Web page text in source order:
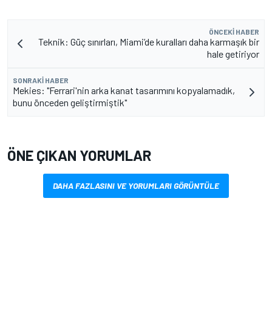
ÖNCEKI HABER
Teknik: Güç sınırları, Miami’de kuralları daha karmaşık bir
hale getiriyor
SONRAKI HABER
Mekies: "Ferrari'nin arka kanat tasarımını kopyalamadık,
bunu önceden geliştirmiştik"
ÖNE ÇIKAN YORUMLAR
DAHA FAZLASINI VE YORUMLARI GÖRÜNTÜLE